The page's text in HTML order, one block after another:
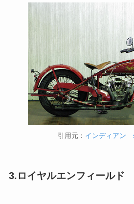
引用元： インディアン
3.ロイヤルエンフィールド